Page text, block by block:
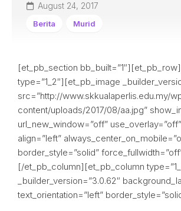
August 24, 2017
Berita Murid
[et_pb_section
type=”1_2″][et_pb_image
src=”http://www.skkualaperlis.edu.my/
content/uploads/2017/08/aa.jpg”
url_new_window=”off”
align=”left”
border_style=”solid”
[/et_pb_column][et_pb_column
_builder_version=”3.0.62″
text_orientation=”left”